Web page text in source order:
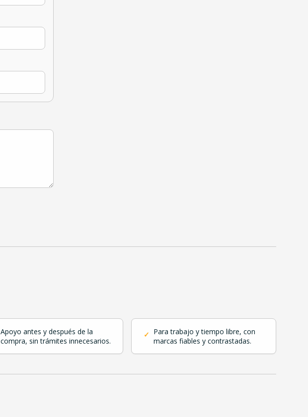
Apoyo antes y después de la
compra, sin trámites innecesarios.
✓ Para trabajo y tiempo libre, con
marcas fiables y contrastadas.